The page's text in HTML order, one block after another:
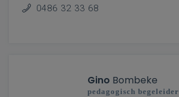
0486 32 33 68
Gino Bombeke
pedagogisch begeleider